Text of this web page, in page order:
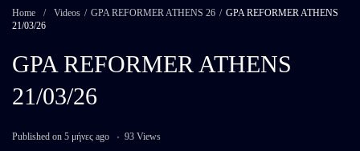
Home / Videos / GPA REFORMER ATHENS 26 / GPA REFORMER ATHENS
21/03/26
GPA REFORMER ATHENS
21/03/26
Published on 5 μήνες ago 93 Views